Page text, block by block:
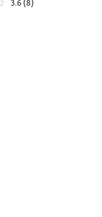
3.6 (8)